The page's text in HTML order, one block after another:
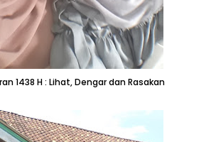
1438 H : Lihat, Dengar dan Rasakan